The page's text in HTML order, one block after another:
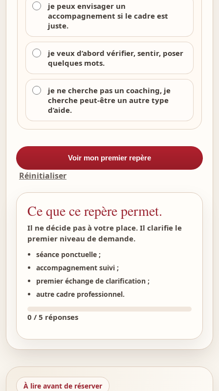
je peux envisager un
accompagnement si le cadre est
juste.
je veux d’abord vérifier, sentir, poser
quelques mots.
je ne cherche pas un coaching, je
cherche peut-être un autre type
d’aide.
Voir mon premier repère
Réinitialiser
Ce que ce repère permet.
Il ne décide pas à votre place. Il clarifie le
premier niveau de demande.
séance ponctuelle ;
accompagnement suivi ;
premier échange de clarification ;
autre cadre professionnel.
0 / 5 réponses
À lire avant de réserver